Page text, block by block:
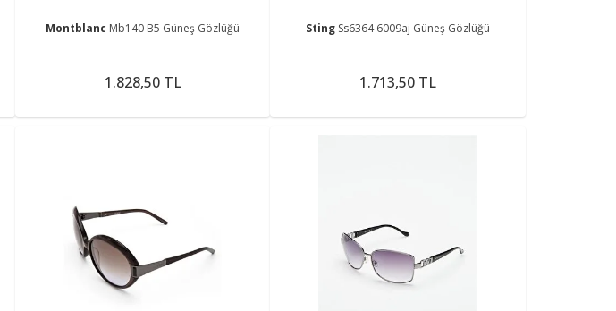
Montblanc Mb140 B5 Güneş Gözlüğü
1.828,50 TL
Sting Ss6364 6009aj Güneş Gözlüğü
1.713,50 TL